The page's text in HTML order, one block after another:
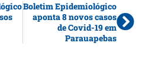
Boletim Epidemiológico
aponta 8 novos casos
de Covid-19 em
Parauapebas